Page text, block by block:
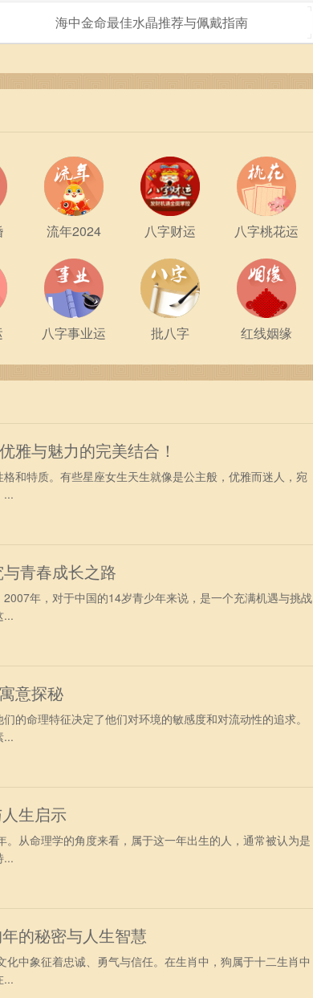
海中金命最佳水晶推荐与佩戴指南
流年2024 八字财运 八字桃花运
八字事业运 批八字 红线姻缘
雅与魅力的完美结合！
和特质。有些星座女生天生就像是公主般，优雅而迷人，宛
...
青春成长之路
年，对于中国的14岁青少年来说，是一个充满机遇与挑战
...
意探秘
的命理特征决定了他们对环境的敏感度和对流动性的追求。
...
生启示
从命理学的角度来看，属于这一年出生的人，通常被认为是
...
的秘密与人生智慧
中象征着忠诚、勇气与信任。在生肖中，狗属于十二生肖中
...